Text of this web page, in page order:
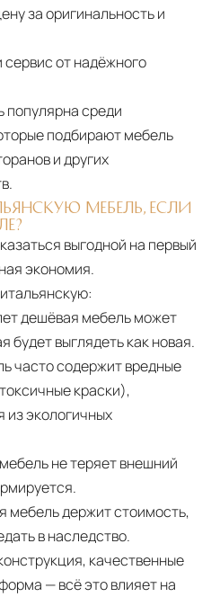
за оригинальность и
сервис от надёжного
популярна среди
подбирают мебель
и других
МЕБЕЛЬ, ЕСЛИ
выгодной на первый
экономия.
дешёвая мебель может
будет выглядеть как новая.
часто содержит вредные
краски),
из экологичных
не теряет внешний
мебель держит стоимость,
в наследство.
качественные
— всё это влияет на